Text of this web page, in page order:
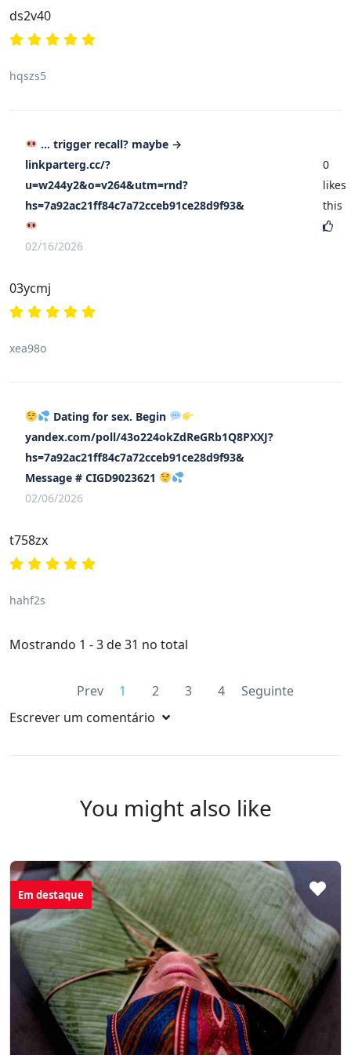
ds2v40
hqszs5
… trigger recall? maybe →
linkparterg.cc/?
u=w244y2&o=v264&utm=rnd?
hs=7a92ac21ff84c7a72cceb91ce28d9f93&
02/16/2026
0
likes
this
03ycmj
xea98o
Dating for sex. Begin
yandex.com/poll/43o224okZdReGRb1Q8PXXJ?
hs=7a92ac21ff84c7a72cceb91ce28d9f93&
Message # CIGD9023621
02/06/2026
t758zx
hahf2s
Mostrando 1 - 3 de 31 no total
Prev 1 2 3 4
Seguinte
Escrever um comentário
You might also like
Em destaque